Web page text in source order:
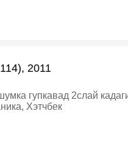
Автомат, Седан
2011
гупкавад 2слай
Хэтчбек